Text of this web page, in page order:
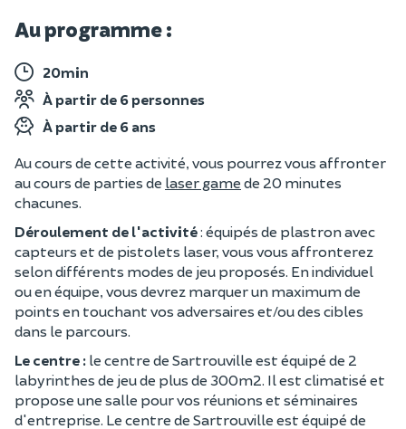
Au programme :
20min
À partir de 6 personnes
À partir de 6 ans
Au cours de cette activité, vous pourrez vous affronter
au cours de parties de laser game de 20 minutes
chacunes.
Déroulement de l'activité: équipés de plastron avec
capteurs et de pistolets laser, vous vous affronterez
selon différents modes de jeu proposés. En individuel
ou en équipe, vous devrez marquer un maximum de
points en touchant vos adversaires et/ou des cibles
dans le parcours.
Le centre : le centre de Sartrouville est équipé de 2
labyrinthes de jeu de plus de 300m2. Il est climatisé et
propose une salle pour vos réunions et séminaires
d'entreprise. Le centre de Sartrouville est équipé de